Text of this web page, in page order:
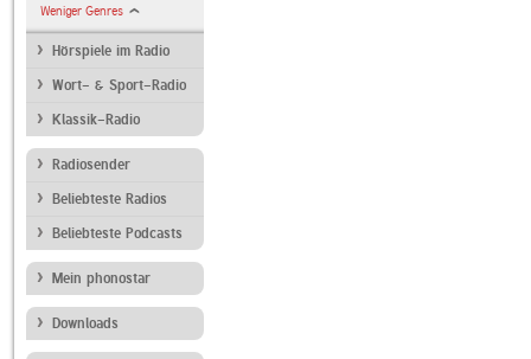
Weniger Genres
Hörspiele im Radio
Wort- & Sport-Radio
Klassik-Radio
Radiosender
Beliebteste Radios
Beliebteste Podcasts
Mein phonostar
Downloads